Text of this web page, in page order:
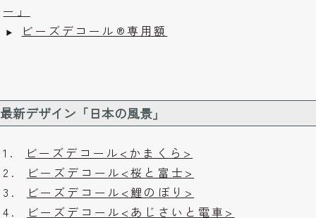
ー」
ビーズデコール®専用額
最新デザイン「日本の風景」
1.
ビーズデコール<かまくら>
2.
ビーズデコール<桜と富士>
3.
ビーズデコール<鯉のぼり>
4.
ビーズデコール<あじさいと電車>